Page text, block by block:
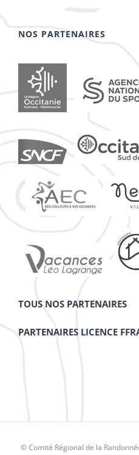
NOS PARTENAIRES
TOUS NOS PARTENAIRES
PARTENAIRES LICENCE
© Comité Régional de la